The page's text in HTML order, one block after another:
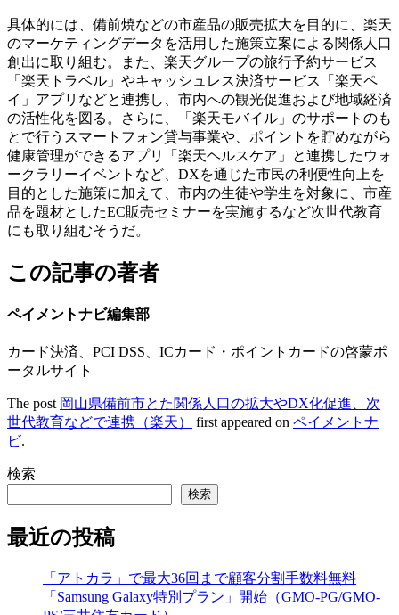
具体的には、備前焼などの市産品の販売拡大を目的に、楽天
のマーケティングデータを活用した施策立案による関係人口
創出に取り組む。また、楽天グループの旅行予約サービス
「楽天トラベル」やキャッシュレス決済サービス「楽天ペ
イ」アプリなどと連携し、市内への観光促進および地域経済
の活性化を図る。さらに、「楽天モバイル」のサポートのも
とで行うスマートフォン貸与事業や、ポイントを貯めながら
健康管理ができるアプリ「楽天ヘルスケア」と連携したウォ
ークラリーイベントなど、DXを通じた市民の利便性向上を
目的とした施策に加えて、市内の生徒や学生を対象に、市産
品を題材としたEC販売セミナーを実施するなど次世代教育
にも取り組むそうだ。
この記事の著者
ペイメントナビ編集部
カード決済、PCI DSS、ICカード・ポイントカードの啓蒙ポ
ータルサイト
The post 岡山県備前市とた関係人口の拡大やDX化促進、次
世代教育などで連携（楽天）
first appeared on ペイメントナ
ビ.
検索
検索
最近の投稿
「アトカラ」で最大36回まで顧客分割手数料無料
「Samsung Galaxy特別プラン」開始（GMO-PG/GMO-